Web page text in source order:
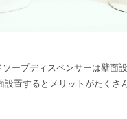
ープディスペンサーは壁面設
設置するとメリットがたくさ